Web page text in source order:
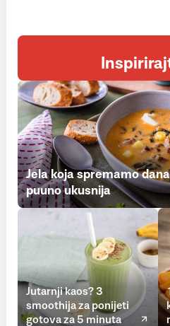
Jela koja spremamo
puuno ukusnija
Jutarnji kaos? 3
smoothija za ponijeti
gotova za 5 minuta